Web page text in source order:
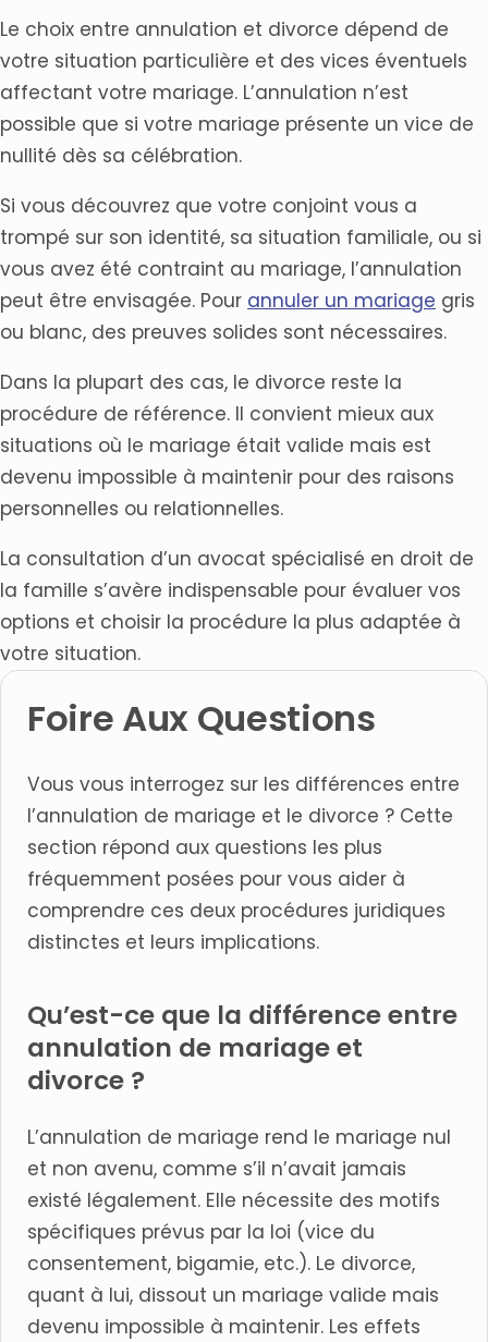
Le choix entre annulation et divorce dépend de
votre situation particulière et des vices éventuels
affectant votre mariage. L’annulation n’est
possible que si votre mariage présente un vice de
nullité dès sa célébration.
Si vous découvrez que votre conjoint vous a
trompé sur son identité, sa situation familiale, ou si
vous avez été contraint au mariage, l’annulation
peut être envisagée. Pour annuler un mariage gris
ou blanc, des preuves solides sont nécessaires.
Dans la plupart des cas, le divorce reste la
procédure de référence. Il convient mieux aux
situations où le mariage était valide mais est
devenu impossible à maintenir pour des raisons
personnelles ou relationnelles.
La consultation d’un avocat spécialisé en droit de
la famille s’avère indispensable pour évaluer vos
options et choisir la procédure la plus adaptée à
votre situation.
Foire Aux Questions
Vous vous interrogez sur les différences entre
l’annulation de mariage et le divorce ? Cette
section répond aux questions les plus
fréquemment posées pour vous aider à
comprendre ces deux procédures juridiques
distinctes et leurs implications.
Qu’est-ce que la différence entre
annulation de mariage et
divorce ?
L’annulation de mariage rend le mariage nul
et non avenu, comme s’il n’avait jamais
existé légalement. Elle nécessite des motifs
spécifiques prévus par la loi (vice du
consentement, bigamie, etc.). Le divorce,
quant à lui, dissout un mariage valide mais
devenu impossible à maintenir. Les effets